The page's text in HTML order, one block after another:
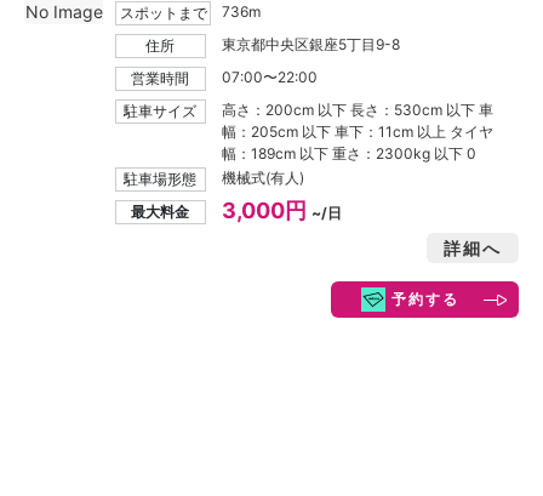
スポットまで
736m
住所
東京都中央区銀座5丁目9-8
営業時間
07:00〜22:00
駐車サイズ
高さ：200cm 以下 長さ：530cm 以下 車
幅：205cm 以下 車下：11cm 以上 タイヤ
幅：189cm 以下 重さ：2300kg 以下 0
駐車場形態
機械式(有人)
最大料金
3,000円 ~/日
詳細へ
予約する
No Image